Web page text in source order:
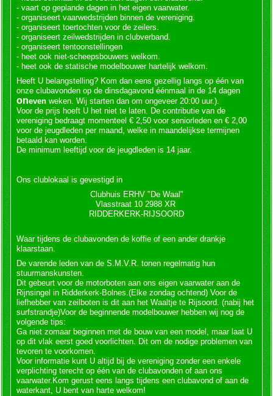
- vaart op geplande dagen in het eigen vaarwater.
- organiseert vaarwedstrijden binnen de vereniging.
- organiseert toertochten voor de zeilers.
- organiseert zeilwedstrijden in clubverband.
- organiseert tentoonstellingen
- heet ook niet-scheepsbouwers welkom.
- heet ook de statische modelbouwer hartelijk welkom.
Heeft U belangstelling? Kom dan eens gezellig langs op één van
onze clubavonden op de dinsdagavond éénmaal in de 14 dagen
onevenweken. Wij starten dan om ongeveer 20:00 uur.).
Voor de prijs hoeft U het niet te laten. De contributie van de
vereniging bedraagt momenteel € 2,50 voor seniorleden en € 2,00
voor de jeugdleden per maand, welke in maandelijkse termijnen
betaald kan worden.
De minimum leeftijd voor de jeugdleden is 14 jaar.
Ons clublokaal is gevestigd in
Clubhuis ERHV "De Waal"
Vlasstraat 10 2988 XR
RIDDERKERK-RIJSOORD
Waar tijdens de clubavonden de koffie of een ander drankje
klaarstaan.
De varende leden van de S.M.V.R. tonen regelmatig hun
stuurmanskunsten.
Dit gebeurt voor de motorboten aan ons eigen vaarwater aan de
Rijnsingel in Ridderkerk-Bolnes.(Elke zondag ochtend) Voor de
liefhebber van zeilboten is dit aan het Waaltje te Rijsoord. (nabij het
surfstrandje)Voor de beginnende modelbouwer hebben wij nog de
volgende tips:
Ga niet zomaar beginnen met de bouw van een model, maar laat U
op dit vlak eerst goed voorlichten. Dit om de nodige problemen van
tevoren te voorkomen.
Voor informatie kunt U altijd bij de vereniging zonder een enkele
verplichting terecht op één van de clubavonden of aan ons
vaarwater.Kom gerust eens langs tijdens een clubavond of aan de
waterkant, U bent van harte welkom!